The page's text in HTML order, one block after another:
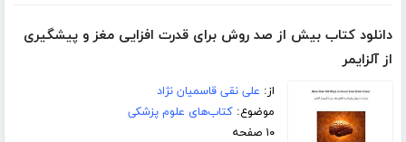
دانلود کتاب بیش از صد روش برای قدرت افزایی مغز و پیشگیری
از آلزایمر
از: علی نقی قاسمیان نژاد
موضوع:کتاب‌های علوم پزشکی
۱۰ صفحه